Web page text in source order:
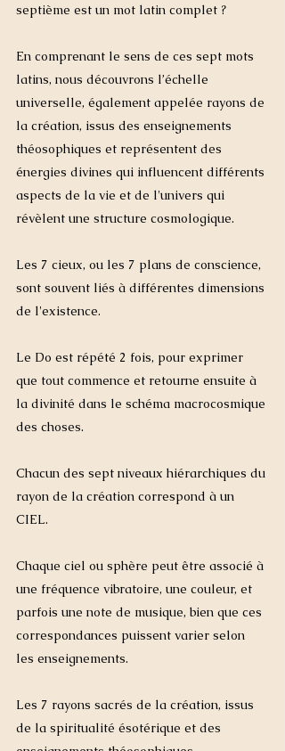
septième est un mot latin complet ?
En comprenant le sens de ces sept mots
latins, nous découvrons l’échelle
universelle, également appelée rayons de
la création, issus des enseignements
théosophiques et représentent des
énergies divines qui influencent différents
aspects de la vie et de l'univers qui
révèlent une structure cosmologique.
Les 7 cieux, ou les 7 plans de conscience,
sont souvent liés à différentes dimensions
de l'existence.
Le Do est répété 2 fois, pour exprimer
que tout commence et retourne ensuite à
la divinité dans le schéma macrocosmique
des choses.
Chacun des sept niveaux hiérarchiques du
rayon de la création correspond à un
CIEL.
Chaque ciel ou sphère peut être associé à
une fréquence vibratoire, une couleur, et
parfois une note de musique, bien que ces
correspondances puissent varier selon
les enseignements.
Les 7 rayons sacrés de la création, issus
de la spiritualité ésotérique et des